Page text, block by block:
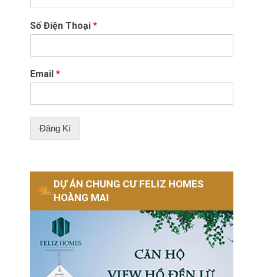
Số Điện Thoại*
Email*
Đăng Kí
DỰ ÁN CHUNG CƯ FELIZ HOMES
HOÀNG MAI